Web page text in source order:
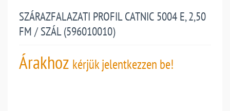
SZÁRAZFALAZATI PROFIL CATNIC 5004 E, 2,50
FM / SZÁL (596010010)
Árakhoz kérjük jelentkezzen be!